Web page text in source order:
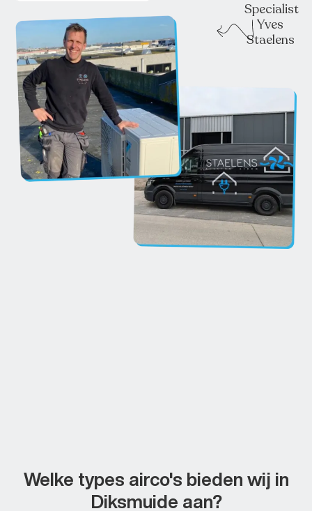
Specialist
Yves
Staelens
Welke types airco's bieden wij in
Diksmuide aan?